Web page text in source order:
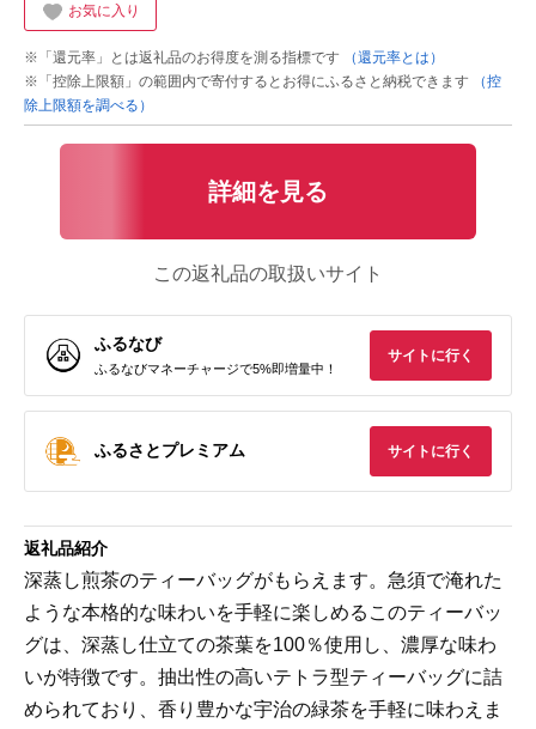
お気に入り
※「還元率」とは返礼品のお得度を測る指標です
（還元率とは）
※「控除上限額」の範囲内で寄付するとお得にふるさと納税できます
（控
除上限額を調べる）
詳細を見る
この返礼品の取扱いサイト
ふるなび
ふるなびマネーチャージで5%即増量中！
サイトに行く
ふるさとプレミアム サイトに行く
返礼品紹介
深蒸し煎茶のティーバッグがもらえます。急須で淹れた
ような本格的な味わいを手軽に楽しめるこのティーバッ
グは、深蒸し仕立ての茶葉を100％使用し、濃厚な味わ
いが特徴です。抽出性の高いテトラ型ティーバッグに詰
められており、香り豊かな宇治の緑茶を手軽に味わえま